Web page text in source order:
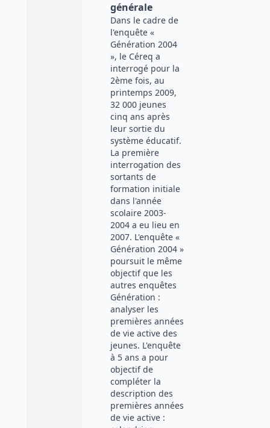
générale
Dans le cadre de
l'enquête «
Génération 2004
», le Céreq a
interrogé pour la
2ème fois, au
printemps 2009,
32 000 jeunes
cinq ans après
leur sortie du
système éducatif.
La première
interrogation des
sortants de
formation initiale
dans l'année
scolaire 2003-
2004 a eu lieu en
2007. L'enquête «
Génération 2004 »
poursuit le même
objectif que les
autres enquêtes
Génération :
analyser les
premières années
de vie active des
jeunes. L'enquête
à 5 ans a pour
objectif de
compléter la
description des
premières années
de vie active :